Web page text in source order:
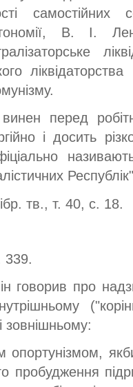
самостійних
В. І.
перед
і досить
тв., т. 40, с. 18.
339.
говорив про
зовнішньому:
опортунізмом,
пробудження